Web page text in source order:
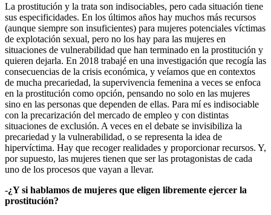
La prostitución y la trata son indisociables, pero cada situación tiene
sus especificidades. En los últimos años hay muchos más recursos
(aunque siempre son insuficientes) para mujeres potenciales víctimas
de explotación sexual, pero no los hay para las mujeres en
situaciones de vulnerabilidad que han terminado en la prostitución y
quieren dejarla. En 2018 trabajé en una investigación que recogía las
consecuencias de la crisis económica, y veíamos que en contextos
de mucha precariedad, la supervivencia femenina a veces se enfoca
en la prostitución como opción, pensando no solo en las mujeres
sino en las personas que dependen de ellas. Para mí es indisociable
con la precarización del mercado de empleo y con distintas
situaciones de exclusión. A veces en el debate se invisibiliza la
precariedad y la vulnerabilidad, o se representa la idea de
hipervíctima. Hay que recoger realidades y proporcionar recursos. Y,
por supuesto, las mujeres tienen que ser las protagonistas de cada
uno de los procesos que vayan a llevar.
-¿Y si hablamos de mujeres que eligen libremente ejercer la
prostitución?